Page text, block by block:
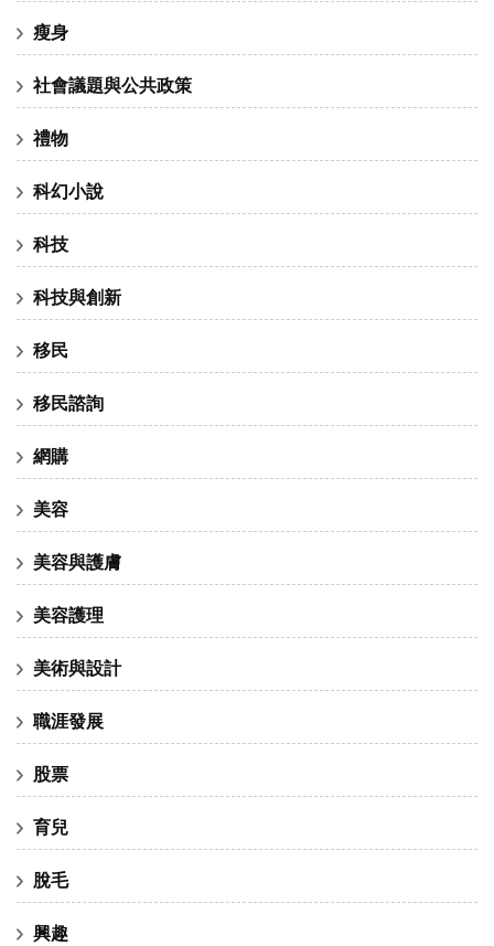
瘦身
社會議題與公共政策
禮物
科幻小說
科技
科技與創新
移民
移民諮詢
網購
美容
美容與護膚
美容護理
美術與設計
職涯發展
股票
育兒
脫毛
興趣